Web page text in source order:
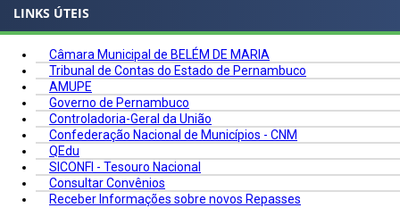
LINKS ÚTEIS
Câmara Municipal de BELÉM DE MARIA
Tribunal de Contas do Estado de Pernambuco
AMUPE
Governo de Pernambuco
Controladoria-Geral da União
Confederação Nacional de Municípios - CNM
QEdu
SICONFI - Tesouro Nacional
Consultar Convênios
Receber Informações sobre novos Repasses